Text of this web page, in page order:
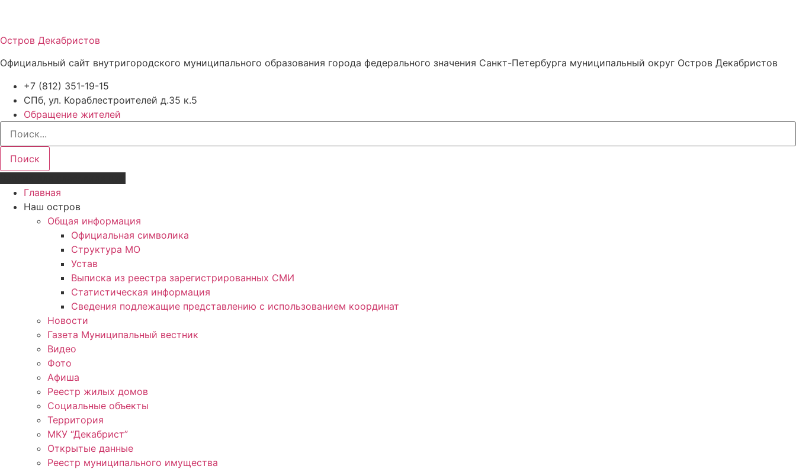
Остров Декабристов
Официальный сайт внутригородского муниципального образования города федерального значения Санкт-Петербурга муниципальный округ Остров Декабристов
+7 (812) 351-19-15
СПб, ул. Кораблестроителей д.35 к.5
Обращение жителей
Поиск
Главная
Наш остров
Общая информация
Официальная символика
Структура МО
Устав
Выписка из реестра зарегистрированных СМИ
Статистическая информация
Сведения подлежащие представлению с использованием координат
Новости
Газета Муниципальный вестник
Видео
Фото
Афиша
Реестр жилых домов
Социальные объекты
Территория
МКУ “Декабрист”
Открытые данные
Реестр муниципального имущества